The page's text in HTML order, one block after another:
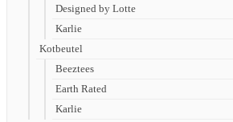
Designed by Lotte
Karlie
Kotbeutel
Beeztees
Earth Rated
Karlie